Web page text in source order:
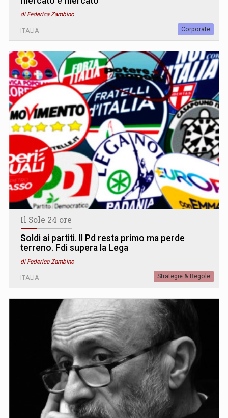
di Federica Zambino
ITALIA Corporate
Il Sole 24 ore
Soldi ai partiti. Il Pd resta primo ma perde
terreno. Fdi supera la Lega
di Federica Zambino
ITALIA Strategie & Regole